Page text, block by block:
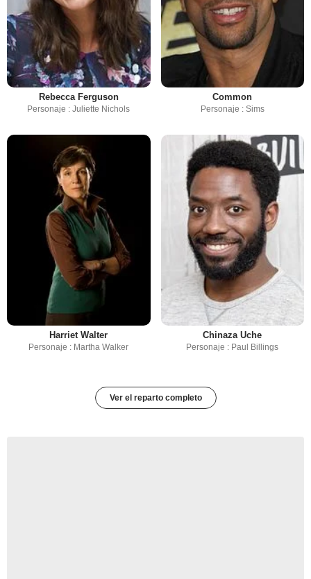
Rebecca Ferguson
Personaje : Juliette Nichols
Common
Personaje : Sims
Harriet Walter
Personaje : Martha Walker
Chinaza Uche
Personaje : Paul Billings
Ver el reparto completo